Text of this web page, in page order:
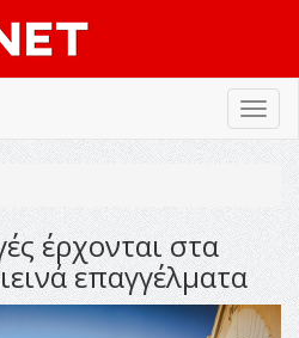
έρχονται στα
επαγγέλµατα